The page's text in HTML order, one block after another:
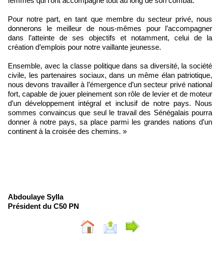
Pour notre part, en tant que membre du secteur privé, nous
donnerons le meilleur de nous-mêmes pour l’accompagner
dans l’atteinte de ses objectifs et notamment, celui de la
création d’emplois pour notre vaillante jeunesse.
Ensemble, avec la classe politique dans sa diversité, la société
civile, les partenaires sociaux, dans un même élan patriotique,
nous devons travailler à l’émergence d’un secteur privé national
fort, capable de jouer pleinement son rôle de levier et de moteur
d’un développement intégral et inclusif de notre pays. Nous
sommes convaincus que seul le travail des Sénégalais pourra
donner à notre pays, sa place parmi les grandes nations d’un
continent à la croisée des chemins. »
Abdoulaye Sylla
Président du C50 PN